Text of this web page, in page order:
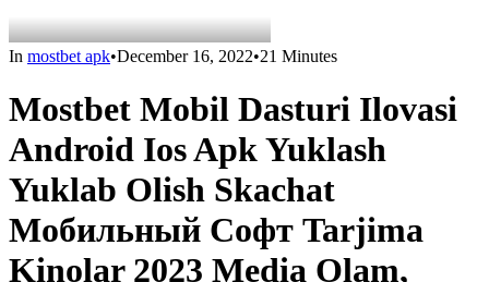
In mostbet apk•December 16, 2022•21 Minutes
Mostbet Mobil Dasturi Ilovasi
Android Ios Apk Yuklash
Yuklab Olish Skachat
Мобильный Софт Tarjima
Kinolar 2023 Media Olam,